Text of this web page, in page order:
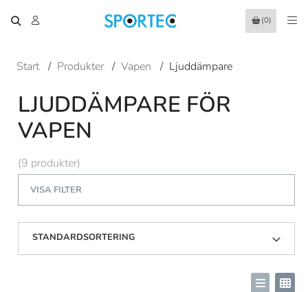
(0)
Start / Produkter / Vapen / Ljuddämpare
LJUDDÄMPARE FÖR
VAPEN
(9 produkter)
VISA FILTER
STANDARDSORTERING